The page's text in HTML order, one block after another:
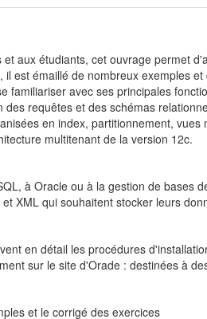
aux étudiants, cet ouvrage permet
est émaillé de nombreux exemples
familiariser avec ses principales
requêtes et des schémas
en index, partitionnement,
multitenant de la version 12c.
à Oracle ou à la gestion de bases
XML qui souhaitent stocker leurs
en détail les procédures
sur le site d'Orade : destinées à
et le corrigé des exercices